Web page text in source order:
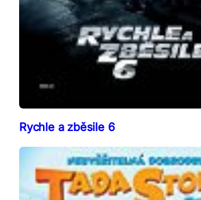
Rychle a zběsile 6